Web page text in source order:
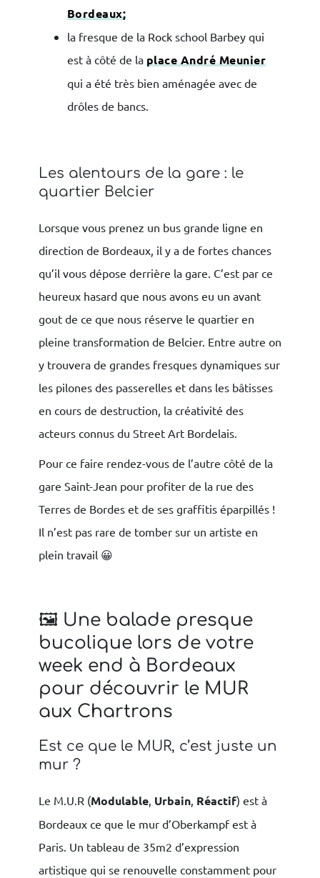
Bordeaux;
la fresque de la Rock school Barbey qui
est à côté de la place André Meunier
qui a été très bien aménagée avec de
drôles de bancs.
Les alentours de la gare : le
quartier Belcier
Lorsque vous prenez un bus grande ligne en
direction de Bordeaux, il y a de fortes chances
qu’il vous dépose derrière la gare. C’est par ce
heureux hasard que nous avons eu un avant
gout de ce que nous réserve le quartier en
pleine transformation de Belcier. Entre autre on
y trouvera de grandes fresques dynamiques sur
les pilones des passerelles et dans les bâtisses
en cours de destruction, la créativité des
acteurs connus du Street Art Bordelais.
Pour ce faire rendez-vous de l’autre côté de la
gare Saint-Jean pour profiter de la rue des
Terres de Bordes et de ses graffitis éparpillés !
Il n’est pas rare de tomber sur un artiste en
plein travail 😀
🖼 Une balade presque
bucolique lors de votre
week end à Bordeaux
pour découvrir le MUR
aux Chartrons
Est ce que le MUR, c’est juste un
mur ?
Le M.U.R (Modulable, Urbain, Réactif) est à
Bordeaux ce que le mur d’Oberkampf est à
Paris. Un tableau de 35m2 d’expression
artistique qui se renouvelle constamment pour